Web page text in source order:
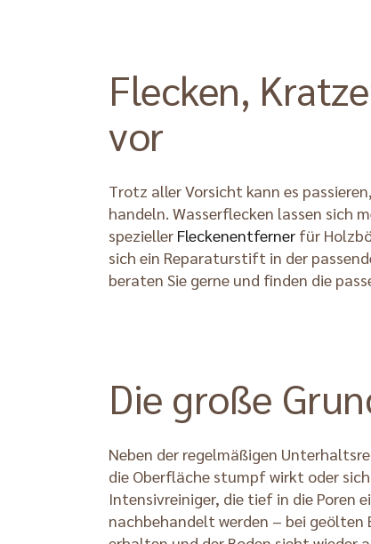
Flecken,
vor
Trotz aller Vorsicht kann es
handeln. Wasserflecken lassen sich
spezieller Fleckenentferner für
sich ein Reparaturstift in der
beraten Sie gerne und finden die
Die große
Neben der regelmäßigen
die Oberfläche stumpf wirkt oder
Intensivreiniger, die tief in die Poren
nachbehandelt werden – bei